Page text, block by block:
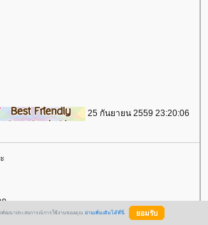
25 กันยายน 2559 23:20:06
พัฒนาประสบการณ์การใช้งานของคุณ อ่านเพิ่มเติมได้ที่นี่